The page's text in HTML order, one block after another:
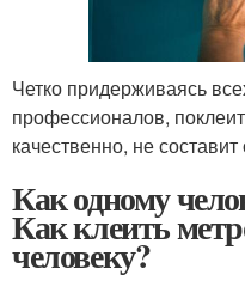
Четко придерживаясь
профессионалов,
качественно, не составит
Как одному
Как клеить
человеку?